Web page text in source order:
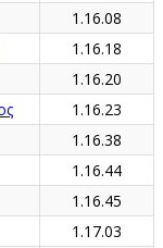
1.16.08
1.16.18
1.16.20
1.16.23
1.16.38
1.16.44
1.16.45
1.17.03